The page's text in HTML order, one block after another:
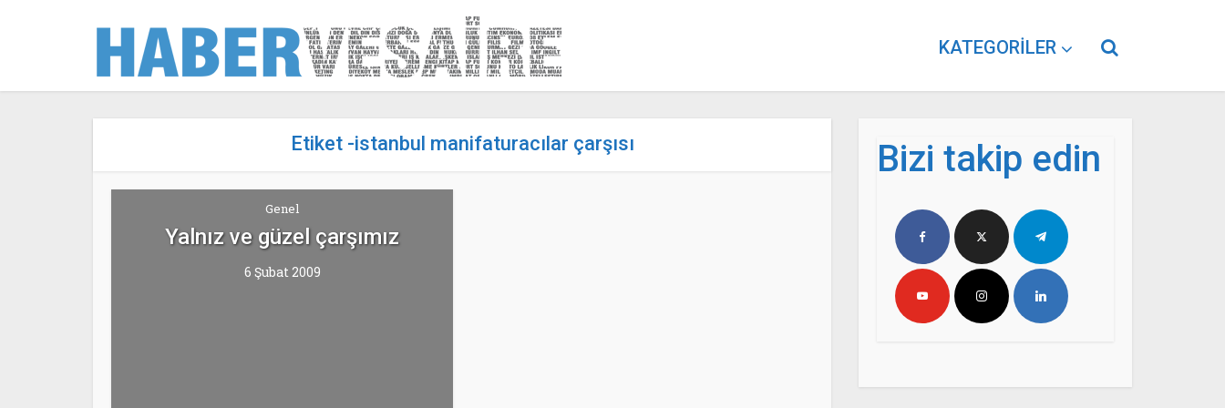
KATEGORILER
Etiket -istanbul manifaturacılar çarşısı
Genel
Yalnız ve güzel çarşımız
6 Şubat 2009
Bizi takip edin